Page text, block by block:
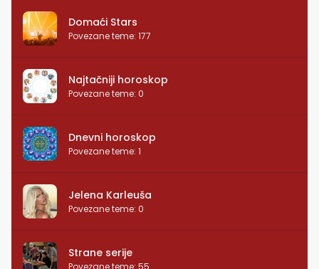
Domaći Stars
Povezane teme: 177
Najtačniji horoskop
Povezane teme: 0
Dnevni horoskop
Povezane teme: 1
Jelena Karleuša
Povezane teme: 0
Strane serije
Povezane teme: 55